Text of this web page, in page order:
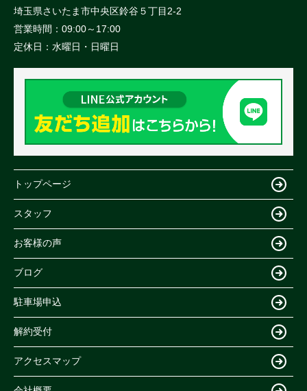
埼玉県さいたま市中央区鈴谷５丁目2-2
営業時間： 09:00～17:00
定休日： 水曜日・日曜日
トップページ
スタッフ
お客様の声
ブログ
駐車場申込
解約受付
アクセスマップ